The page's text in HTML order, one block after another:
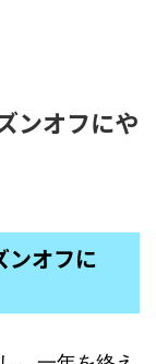
ンオフにや
ンオフに